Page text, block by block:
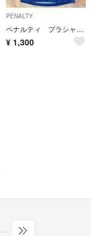
PENALTY
ペナルティ プラシャツ 140
¥ 1,300
…